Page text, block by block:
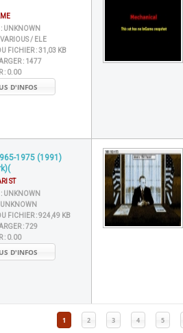
UNKNOWN
VARIOUS / ELE
FICHIER :31,03 KB
: 1477
: 0.00
D'INFOS
1975 (1991)
ST
UNKNOWN
UNKNOWN
FICHIER :924,49 KB
:729
: 0.00
D'INFOS
1 2 3 4 5